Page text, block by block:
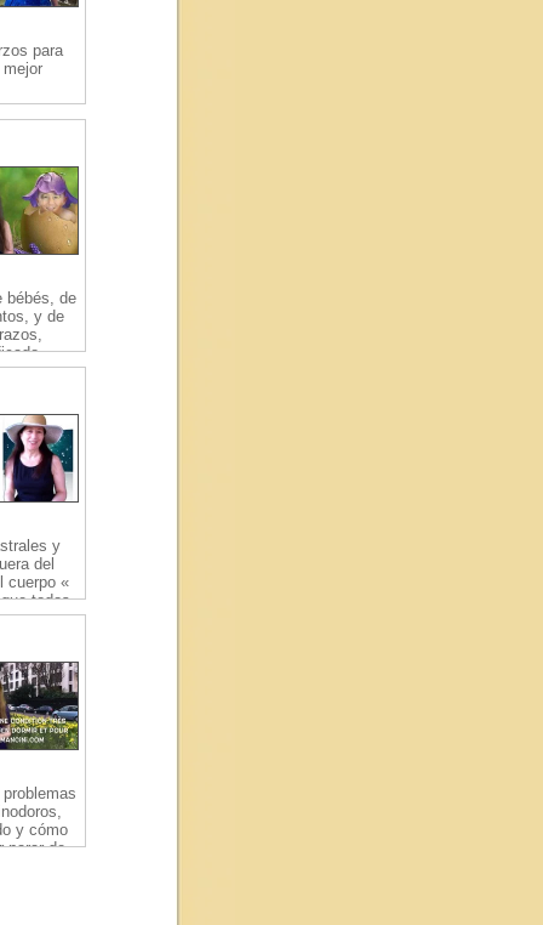
para
bébés, de
y de
y
del
cuerpo «
todos
en los
y cómo
parar de